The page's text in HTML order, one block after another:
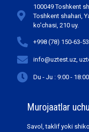
100049 Toshkent
Toshkent shahari,
ko'chasi, 210 uy.
+998 (78) 150-63-53
info@uztest.uz,
Du - Ju : 9:00 - 18:00
Murojaatlar
Savol, taklif yoki